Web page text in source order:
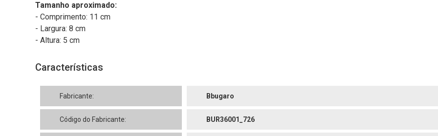
Tamanho aproximado:
- Comprimento: 11 cm
- Largura: 8 cm
- Altura: 5 cm
Características
Fabricante: Bbugaro
Código do Fabricante: BUR36001_726